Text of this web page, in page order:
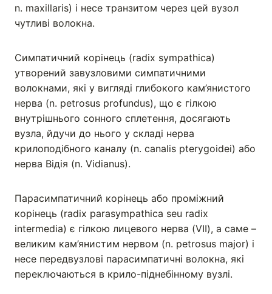
n. maxillaris) і несе транзитом через цей вузол
чутливі волокна.
Симпатичний корінець (radix sympathica)
утворений завузловими симпатичними
волокнами, які у вигляді глибокого кам’янистого
нерва (n. petrosus profundus), що є гілкою
внутрішнього сонного сплетення, досягають
вузла, йдучи до нього у складі нерва
крилоподібного каналу (n. canalis pterygoidei) або
нерва Відія (n. Vidianus).
Парасимпатичний корінець або проміжний
корінець (radix parasympathica seu radix
intermedia) є гілкою лицевого нерва (VII), а саме –
великим кам’янистим нервом (n. petrosus major) і
несе передвузлові парасимпатичні волокна, які
переключаються в крило-піднебінному вузлі.